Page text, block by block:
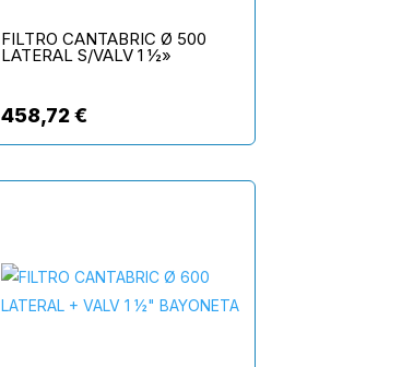
FILTRO CANTABRIC Ø 500
LATERAL S/VALV 1 ½»
458,72€